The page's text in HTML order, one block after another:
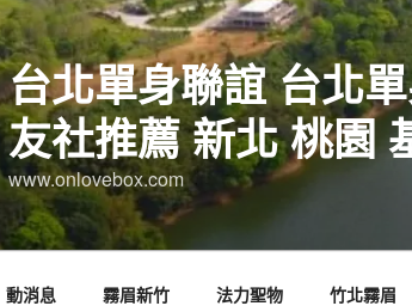
台北單身聯誼 台北
友社推薦 新北 桃園
www.onlovebox.com
動消息 霧眉新竹 法力聖物 竹北霧眉